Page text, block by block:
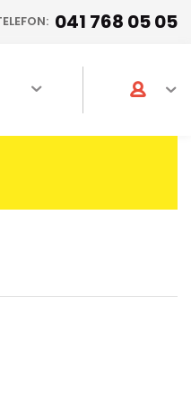
041 768 05 05